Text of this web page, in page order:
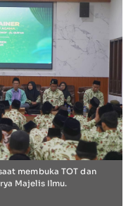
membuka TOT dan
Majelis Ilmu.